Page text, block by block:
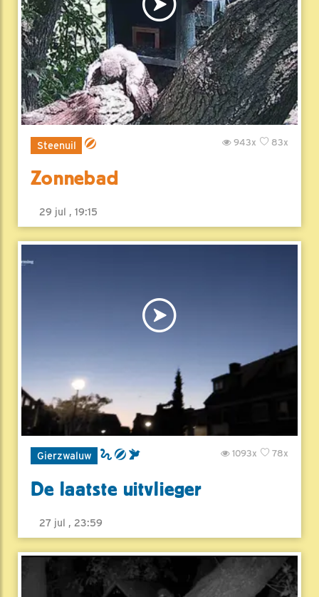
Steenuil 83x
943x
Zonnebad
29 jul , 19:15
Gierzwaluw 78x
1093x
De laatste uitvlieger
27 jul , 23:59